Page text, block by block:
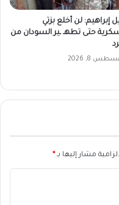
إبراهيم: لن أخلع بزتي
حتى تطهـ ـير السودان من
8, 2026
مشار إليها بـ*